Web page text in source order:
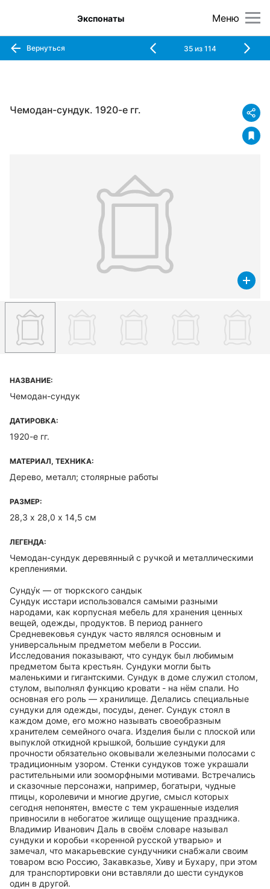
Меню
Экспонаты
Вернуться 35 из 114
Чемодан-сундук. 1920-е гг.
НАЗВАНИЕ:
Чемодан-сундук
ДАТИРОВКА:
1920-е гг.
МАТЕРИАЛ, ТЕХНИКА:
Дерево, металл; столярные работы
РАЗМЕР:
28,3 х 28,0 х 14,5 см
ЛЕГЕНДА:
Чемодан-сундук деревянный с ручкой и металлическими
креплениями.
Сунду́к — от тюркского сандык
Сундук исстари использовался самыми разными
народами, как корпусная мебель для хранения ценных
вещей, одежды, продуктов. В период раннего
Средневековья сундук часто являлся основным и
универсальным предметом мебели в России.
Исследования показывают, что сундук был любимым
предметом быта крестьян. Сундуки могли быть
маленькими и гигантскими. Сундук в доме служил столом,
стулом, выполнял функцию кровати - на нём спали. Но
основная его роль — хранилище. Делались специальные
сундуки для одежды, посуды, денег. Сундук стоял в
каждом доме, его можно называть своеобразным
хранителем семейного очага. Изделия были с плоской или
выпуклой откидной крышкой, большие сундуки для
прочности обязательно оковывали железными полосами с
традиционным узором. Стенки сундуков тоже украшали
растительными или зооморфными мотивами. Встречались
и сказочные персонажи, например, богатыри, чудные
птицы, королевичи и многие другие, смысл которых
сегодня непонятен, вместе с тем украшенные изделия
привносили в небогатое жилище ощущение праздника.
Владимир Иванович Даль в своём словаре называл
сундуки и коробьи «коренной русской утварью» и
замечал, что макарьевские сундучники снабжали своим
товаром всю Россию, Закавказье, Хиву и Бухару, при этом
для транспортировки они вставляли до шести сундуков
один в другой.